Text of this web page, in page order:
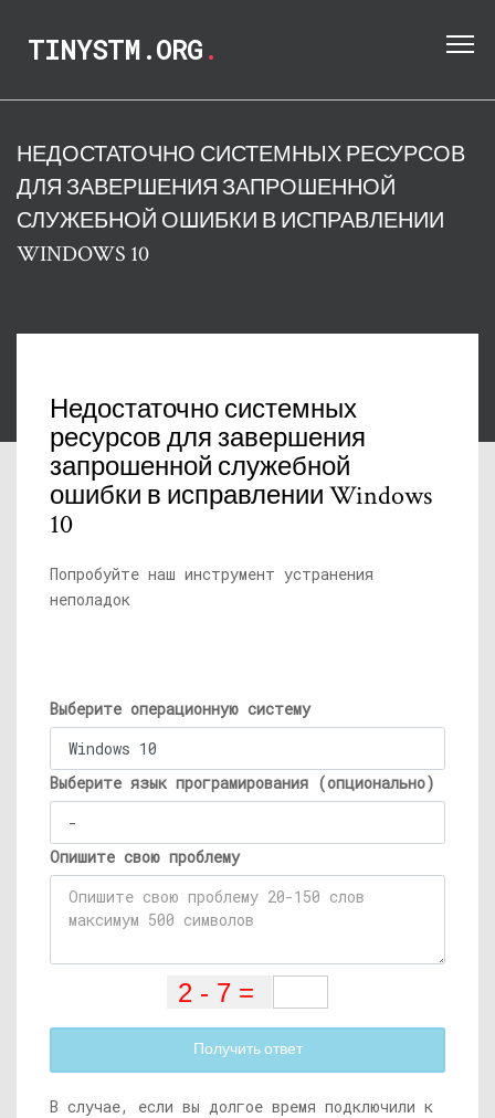
TINYSTM.ORG.
НЕДОСТАТОЧНО СИСТЕМНЫХ РЕСУРСОВ
ДЛЯ ЗАВЕРШЕНИЯ ЗАПРОШЕННОЙ
СЛУЖЕБНОЙ ОШИБКИ В ИСПРАВЛЕНИИ
WINDOWS 10
Недостаточно системных
ресурсов для завершения
запрошенной служебной
ошибки в исправлении Windows
10
Попробуйте наш инструмент устранения
неполадок
Выберите операционную систему
Выберите язык програмирования (опционально)
Опишите свою проблему
Получить ответ
В случае, если вы долгое время подключили к